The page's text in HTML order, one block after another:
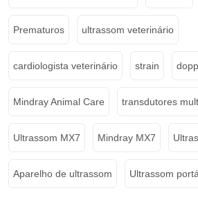
Prematuros ultrassom veterinário
cardiologista veterinário strain
Mindray Animal Care transdutores
Ultrassom MX7 Mindray MX7
Aparelho de ultrassom Ultrassom